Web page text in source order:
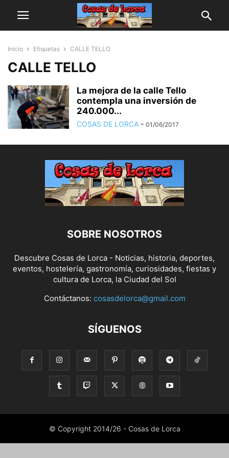
Inicio Etiquetas CALLE TELLO
CALLE TELLO
La mejora de la calle Tello
contempla una inversión de
240.000...
COSAS DE LORCA - 01/06/2017
SOBRE NOSOTROS
Descubre Cosas de Lorca - Noticias, historia, deportes,
eventos, hostelería, gastronomía, curiosidades, fiestas y
cultura de Lorca, la Ciudad del Sol
Contáctanos: cosasdelorca@gmail.com
SÍGUENOS
© Copyright 2014/26 - Cosas de Lorca